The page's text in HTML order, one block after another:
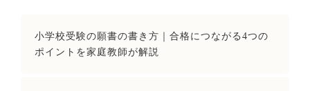
小学校受験の願書の書き方｜合格につながる4つの
ポイントを家庭教師が解説